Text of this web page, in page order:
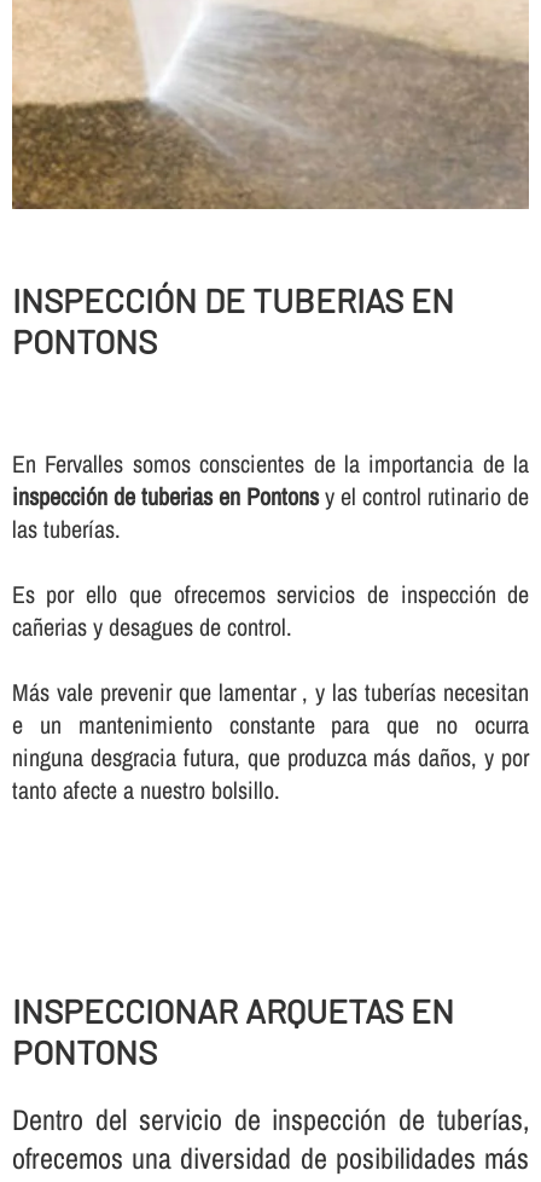
INSPECCIÓN DE TUBERIAS EN
PONTONS
En Fervalles somos conscientes de la importancia de la
inspección de tuberias en Pontonsy el control rutinario de
las tuberí­as.
Es por ello que ofrecemos servicios de inspección de
cañerias y desagues de control.
Más vale prevenir que lamentar , y las tuberí­as necesitan
e un mantenimiento constante para que no ocurra
ninguna desgracia futura, que produzca más daños, y por
tanto afecte a nuestro bolsillo.
INSPECCIONAR ARQUETAS EN
PONTONS
Dentro del servicio de inspección de tuberí­as,
ofrecemos una diversidad de posibilidades más